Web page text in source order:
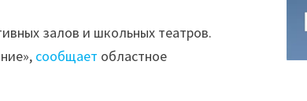
залов и школьных театров.
сообщает областное